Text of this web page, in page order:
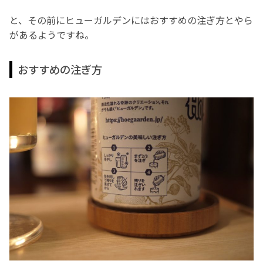
と、その前にヒューガルデンにはおすすめの注ぎ方とやら
があるようですね。
おすすめの注ぎ方